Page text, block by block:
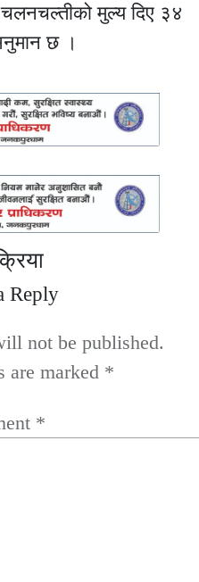
मुल्य दिए ३४
छ ।
Reply
not be published.
are marked *
*